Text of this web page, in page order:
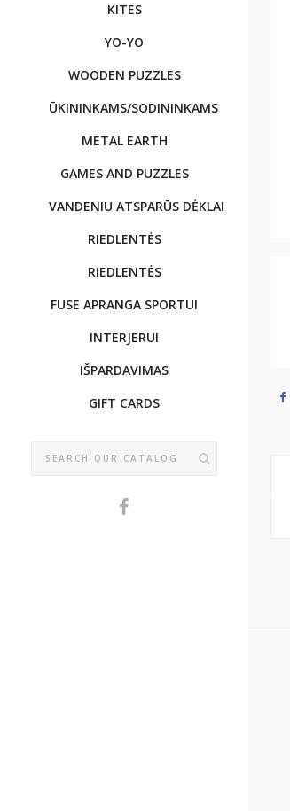
KITES
YO-YO
WOODEN PUZZLES
ŪKININKAMS/SODININKAMS
METAL EARTH
GAMES AND PUZZLES
VANDENIU ATSPARŪS DĖKLAI
RIEDLENTĖS
RIEDLENTĖS
FUSE APRANGA SPORTUI
INTERJERUI
IŠPARDAVIMAS
GIFT CARDS